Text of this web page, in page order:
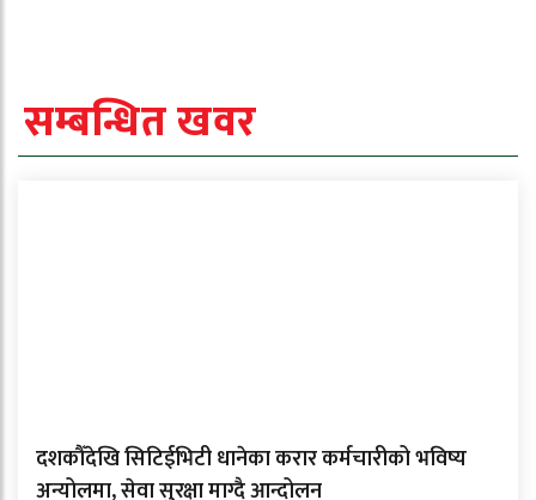
सम्बन्धित खवर
दशकौँदेखि सिटिईभिटी धानेका करार कर्मचारीको भविष्य
अन्योलमा, सेवा सुरक्षा माग्दै आन्दोलन